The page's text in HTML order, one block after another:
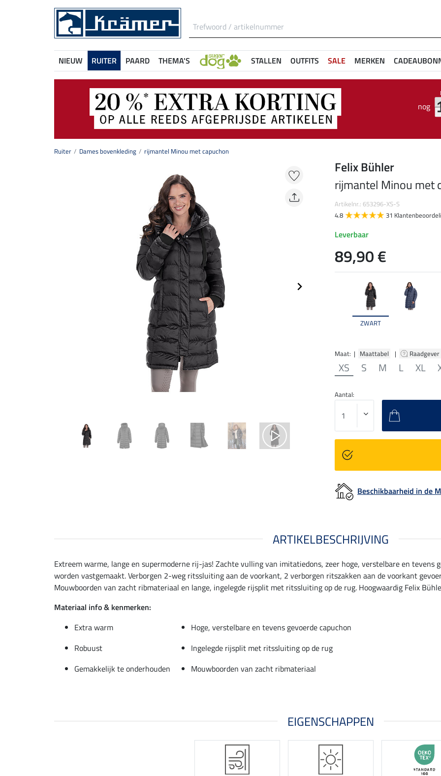
NIEUW RUITER PAARD THEMA'S STALLEN OUTFITS SALE MERKEN
nog
Ruiter Dames bovenkleding rijmantel Minou met capuchon
ZWART
Maat: | Maattabel | Raadgever
XS S M L XL
Felix Bühler
rijmantel Minou met
Artikelnr.: 653296-XS-S
4.8
31
Leverbaar
89,90 €
Aantal:
Beschikbaarheid in de
ARTIKELBESCHRIJVING
Extreem warme, lange en supermoderne rij-jas! Zachte vulling van imitatiedons, zeer hoge, verstelbare en tevens
worden vastgemaakt. Verborgen 2-weg ritssluiting aan de voorkant, 2 verborgen ritszakken aan de voorkant
Mouwboorden van zacht ribmateriaal en lange, ingelegde rijsplit met ritssluiting op de rug. Hoogwaardig Felix
Materiaal info & kenmerken:
Extra warm
Hoge, verstelbare en tevens gevoerde capuchon
Robuust
Ingelegde rijsplit met ritssluiting op de rug
Gemakkelijk te onderhouden
Mouwboorden van zacht ribmateriaal
EIGENSCHAPPEN